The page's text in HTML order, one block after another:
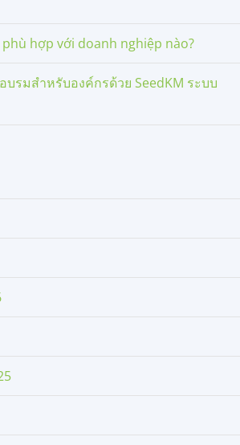
phù hợp với doanh nghiệp nào?
บรมสำหรับองค์กรด้วย SeedKM ระบบ